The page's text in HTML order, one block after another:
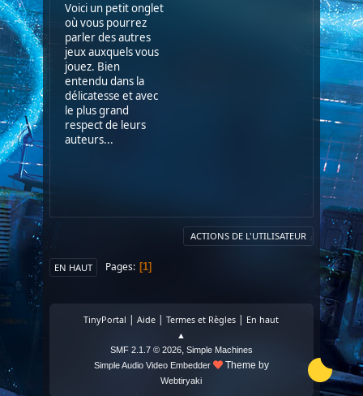
Voici un petit onglet
où vous pourrez
parler des autres
jeux auxquels vous
jouez. Bien
entendu dans la
délicatesse et avec
le plus grand
respect de leurs
auteurs...
ACTIONS DE L'UTILISATEUR
EN HAUT Pages 1
TinyPortal |Aide |Termes et Règles | En haut
▲
SMF 2.1.7 © 2026, Simple Machines
Simple Audio Video Embedder
Theme by
Webtiryaki